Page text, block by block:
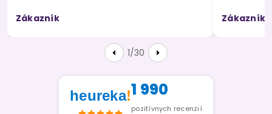
Zákazník Zákazník
1/30
heureka!1 990
pozitívnych recenzií